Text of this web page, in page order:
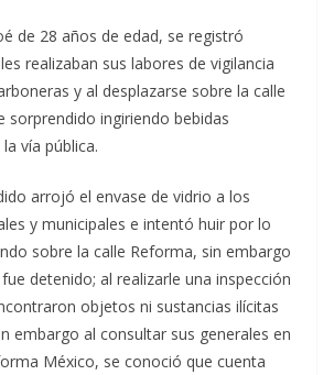
de 28 años de edad, se registró
realizaban sus labores de vigilancia
y al desplazarse sobre la calle
sorprendido ingiriendo bebidas
vía pública.
arrojó el envase de vidrio a los
y municipales e intentó huir por lo
sobre la calle Reforma, sin embargo
detenido; al realizarle una inspección
objetos ni sustancias ilícitas
embargo al consultar sus generales en
México, se conoció que cuenta